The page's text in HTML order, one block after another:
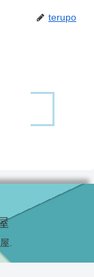
terupo
.